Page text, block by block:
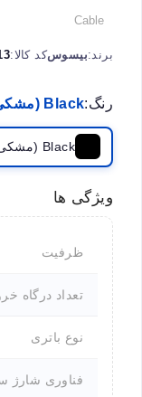
Cable
برند:بیسوسکد کالا:
رنگ:Black (مشکی)
Black (مشکی)
ویژگی ها
ظرفیت
تعداد درگاه
نوع باتری
فناوری شارژ